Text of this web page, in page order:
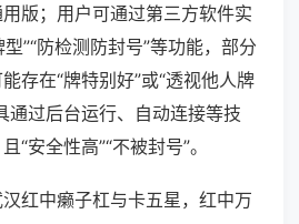
版；用户可通过第三方软件实
”“防检测防封号”等功能，部分
存在“牌特别好”或“透视他人牌
通过后台运行、自动连接等技
“安全性高”“不被封号”。
红中癞子杠与卡五星，红中万